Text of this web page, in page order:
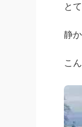
と
静
こ